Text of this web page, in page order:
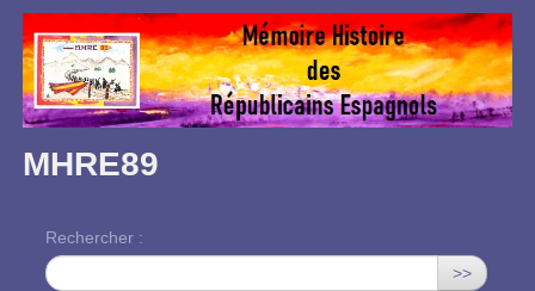
MHRE89
Rechercher :
>>